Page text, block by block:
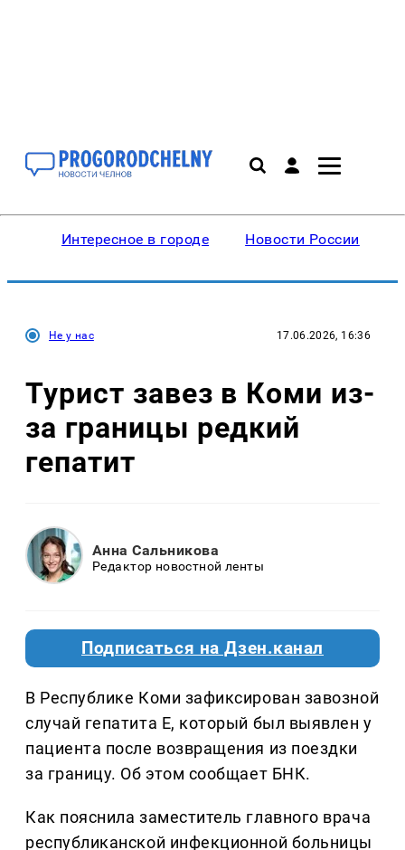
Интересное в городе Новости России
Не у нас 17.06.2026, 16:36
Турист завез в Коми из-
за границы редкий
гепатит
Анна Сальникова
Редактор новостной ленты
Подписаться на Дзен.канал
В Республике Коми зафиксирован завозной
случай гепатита Е, который был выявлен у
пациента после возвращения из поездки
за границу. Об этом сообщает БНК.
Как пояснила заместитель главного врача
республиканской инфекционной больницы